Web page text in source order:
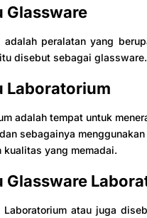
Glassware
adalah peralatan yang
disebut sebagai glassware.
Laboratorium
adalah tempat untuk
sebagainya
kualitas yang memadai.
Glassware
Laboratorium atau juga